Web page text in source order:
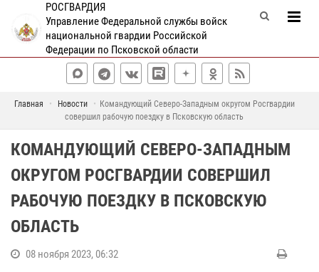
РОСГВАРДИЯ
Управление Федеральной службы войск
национальной гвардии Российской
Федерации по Псковской области
Главная Новости
Командующий Северо-Западным округом Росгвардии
совершил рабочую поездку в Псковскую область
КОМАНДУЮЩИЙ СЕВЕРО-ЗАПАДНЫМ
ОКРУГОМ РОСГВАРДИИ СОВЕРШИЛ
РАБОЧУЮ ПОЕЗДКУ В ПСКОВСКУЮ
ОБЛАСТЬ
08 ноября 2023, 06:32